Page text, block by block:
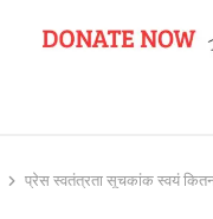
प्रेस स्वतंत्रता सूचकांक स्वयं